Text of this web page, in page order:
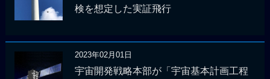
検を想定した実証飛行
2023年02月01日
宇宙開発戦略本部が「宇宙基本計画工程